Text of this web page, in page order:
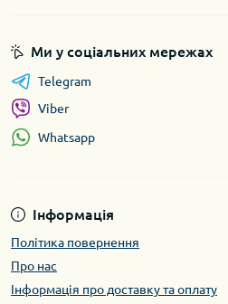
Інформація
Політика повернення
Про нас
Інформація про доставку та оплату
Ми у соціальних мережах
Telegram
Viber
Whatsapp